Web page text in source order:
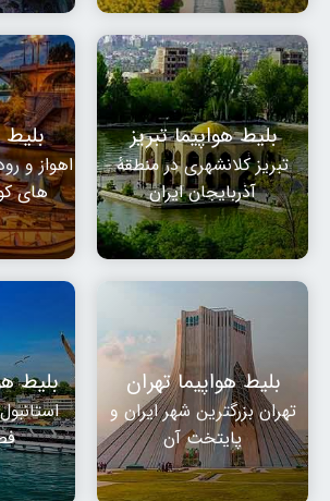
بلیط هواپیما تبریز
تبریز کلانشهری در منطقهٔ
آذربایجان ایران
بلیط
اهواز و
های
بلیط هواپیما تهران
تهران بزرگترین شهر ایران و
پایتخت آن
بلیط